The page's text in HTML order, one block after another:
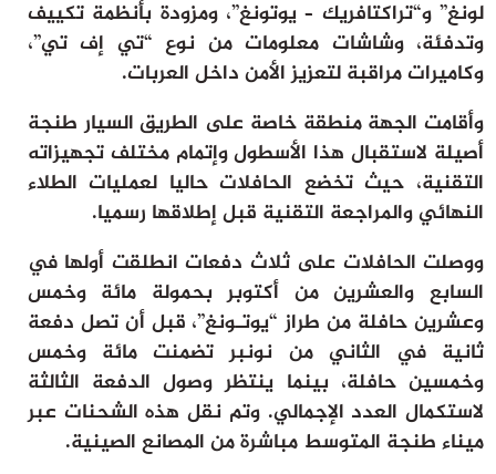
لونغ” و“تراكتافريك – يوتونغ”، ومزودة بأنظمة تكييف
وتدفئة، وشاشات معلومات من نوع “تي إف تي”،
وكاميرات مراقبة لتعزيز الأمن داخل العربات.
وأقامت الجهة منطقة خاصة على الطريق السيار طنجة
أصيلة لاستقبال هذا الأسطول وإتمام مختلف تجهيزاته
التقنية، حيث تخضع الحافلات حاليا لعمليات الطلاء
النهائي والمراجعة التقنية قبل إطلاقها رسميا.
ووصلت الحافلات على ثلاث دفعات انطلقت أولها في
السابع والعشرين من أكتوبر بحمولة مائة وخمس
وعشرين حافلة من طراز “يوتـونغ”، قبل أن تصل دفعة
ثانية في الثاني من نونبر تضمنت مائة وخمس
وخمسين حافلة، بينما ينتظر وصول الدفعة الثالثة
لاستكمال العدد الإجمالي. وتم نقل هذه الشحنات عبر
ميناء طنجة المتوسط مباشرة من المصانع الصينية.